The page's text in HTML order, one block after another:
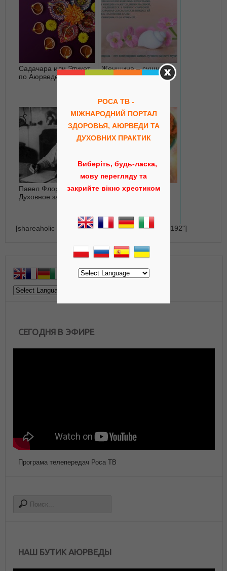
Садачара или Этикет
по Аюрведе
Женщина – сущность
мира. Аюрведа о
Павел Флоренский.
Духовное завещание
Медитация
[shareaholic app="recommendations" id="23164192"]
СЕГОДНЯ В ЭФИРЕ
Програма телепередач Роса ТВ
НАШ БУТИК АЮРВЕДЫ
РОСА ТВ -
МІЖНАРОДНИЙ ПОРТАЛ
ЗДОРОВЬЯ, АЮРВЕДИ ТА
ДУХОВНИХ ПРАКТИК
Виберіть, будь-ласка,
мову перегляду та
закрийте вікно хрестиком